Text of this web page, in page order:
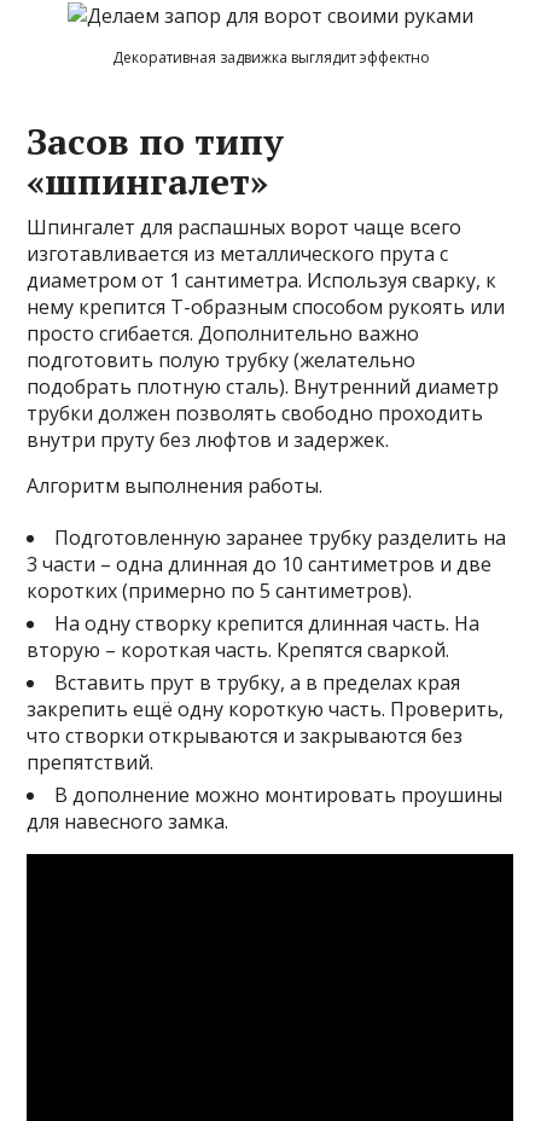
Декоративная задвижка выглядит эффектно
Засов по типу
«шпингалет»
Шпингалет для распашных ворот чаще всего
изготавливается из металлического прута с
диаметром от 1 сантиметра. Используя сварку, к
нему крепится Т-образным способом рукоять или
просто сгибается. Дополнительно важно
подготовить полую трубку (желательно
подобрать плотную сталь). Внутренний диаметр
трубки должен позволять свободно проходить
внутри пруту без люфтов и задержек.
Алгоритм выполнения работы.
Подготовленную заранее трубку разделить на
3 части – одна длинная до 10 сантиметров и две
коротких (примерно по 5 сантиметров).
На одну створку крепится длинная часть. На
вторую – короткая часть. Крепятся сваркой.
Вставить прут в трубку, а в пределах края
закрепить ещё одну короткую часть. Проверить,
что створки открываются и закрываются без
препятствий.
В дополнение можно монтировать проушины
для навесного замка.